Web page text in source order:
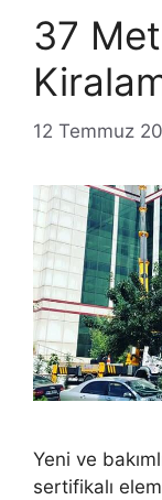
37
12 Temmuz
Yeni ve
sertifikalı